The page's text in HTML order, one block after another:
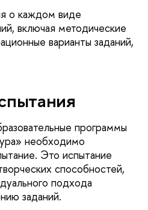
о каждом виде
включая методические
варианты заданий,
программы
необходимо
Это испытание
способностей,
подхода
заданий.